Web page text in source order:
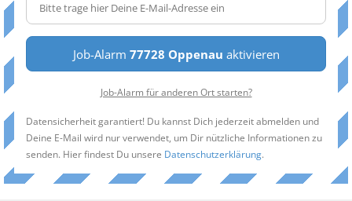
Job-Alarm 77728 Oppenau aktivieren
Job-Alarm für anderen Ort starten?
Datensicherheit garantiert! Du kannst Dich jederzeit abmelden und
Deine E-Mail wird nur verwendet, um Dir nützliche Informationen zu
senden. Hier findest Du unsere Datenschutzerklärung.